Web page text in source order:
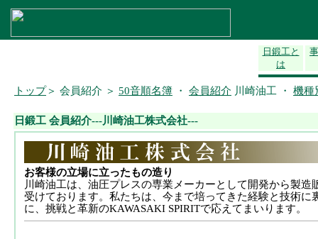
日鍛工と
は
トップ＞ 会員紹介 ＞ 50音順名簿 ・ 会員紹介 川崎油工 ・ 機種
日鍛工 会員紹介---川崎油工株式会社---
お客様の立場に立ったもの造り
川崎油工は、油圧プレスの専業メーカーとして開発から製
受けております。私たちは、今まで培ってきた経験と技術
に、挑戦と革新のKAWASAKI SPIRITで応えてまいります。